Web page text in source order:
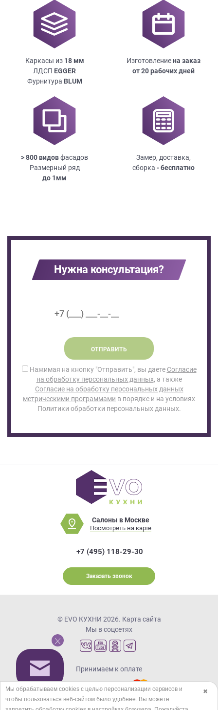
Каркасы из 18мм
ЛДСП EGGER
Фурнитура BLUM
Изготовлениена заказ
от 20 рабочих дней
> 800 видовфасадов
Размерный ряд
до 1мм
Замер, доставка,
сборка - бесплатно
Нужна консультация?
ОТПРАВИТЬ
Нажимая на кнопку "Отправить", вы даете Согласие
на обработку персональных данных, а также
Согласие на обработку персональных данных
метрическими программами в порядке и на условиях
Политики обработки персональных данных.
Салоны в Москве
Посмотреть на карте
+7 (495) 118-29-30
Заказать звонок
© EVO КУХНИ 2026. Карта сайта
Мы в соцсетях
Принимаем к оплате
Кредиты и рассрочка
✖
Мы обрабатываем cookies с целью персонализации сервисов и
чтобы пользоваться веб-сайтом было удобнее. Вы можете